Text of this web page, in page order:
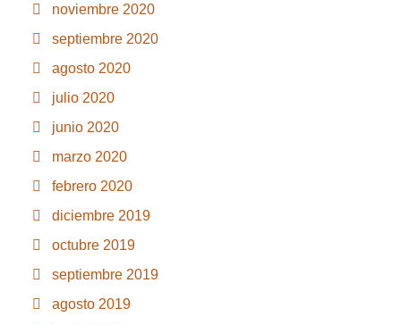
noviembre 2020
septiembre 2020
agosto 2020
julio 2020
junio 2020
marzo 2020
febrero 2020
diciembre 2019
octubre 2019
septiembre 2019
agosto 2019